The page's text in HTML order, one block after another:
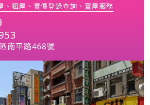
、租屋、實價登錄查詢、賣屋服務
南平路468號